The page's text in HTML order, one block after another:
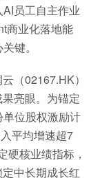
员工自主作业
商业化落地能
键。
（02167.HK）
亮眼。为锚定
位股权激励计
平均增速超7
硬核业绩指标，
中长期成长红